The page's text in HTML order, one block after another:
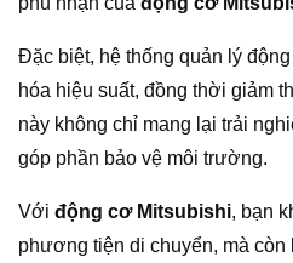
Đặc biệt, hệ thống quản lý
hóa hiệu suất, đồng thời giảm
này không chỉ mang lại trải
góp phần bảo vệ môi trường.
Với động cơ Mitsubishi, bạn
phương tiện di chuyển, mà còn